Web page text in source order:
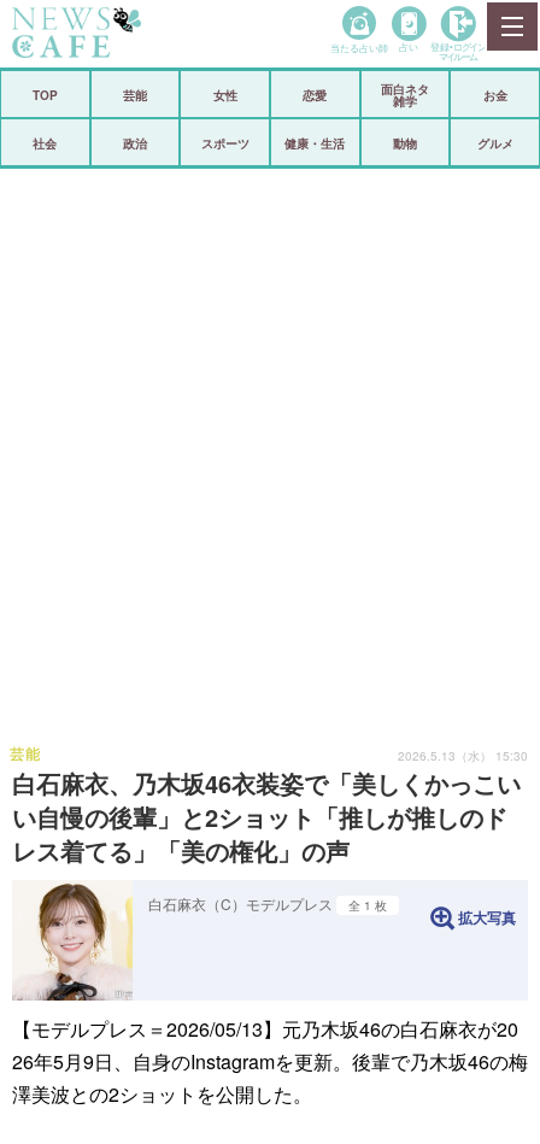
政治
当たる占い師 占い 登録• ログイン
マイルーム
TOP 芸能 女性 恋愛
面白ネタ
雑学
お金
社会 政治 スポーツ 健康・生活 動物 グルメ
白石麻衣、乃木坂46衣装姿で「美しくかっこい
い自慢の後輩」と2ショット「推しが推しのド
レス着てる」「美の権化」の声
芸能 2026.5.13（水） 15:30
白石麻衣（C）モデルプレス 全 1 枚
拡大写真
【モデルプレス＝2026/05/13】元乃木坂46の白石麻衣が20
26年5月9日、自身のInstagramを更新。後輩で乃木坂46の梅
澤美波との2ショットを公開した。